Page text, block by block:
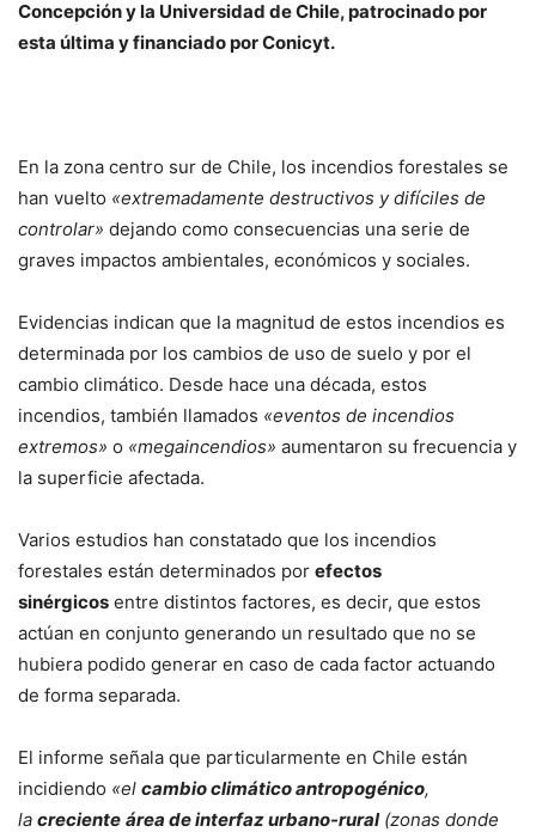
Concepción y la Universidad de Chile, patrocinado por
esta última y financiado por Conicyt.
En la zona centro sur de Chile, los incendios forestales se
han vuelto «extremadamente destructivos y difíciles de
controlar» dejando como consecuencias una serie de
graves impactos ambientales, económicos y sociales.
Evidencias indican que la magnitud de estos incendios es
determinada por los cambios de uso de suelo y por el
cambio climático. Desde hace una década, estos
incendios, también llamados «eventos de incendios
extremos» o «megaincendios» aumentaron su frecuencia y
la superficie afectada.
Varios estudios han constatado que los incendios
forestales están determinados por efectos
sinérgicos entre distintos factores, es decir, que estos
actúan en conjunto generando un resultado que no se
hubiera podido generar en caso de cada factor actuando
de forma separada.
El informe señala que particularmente en Chile están
incidiendo «el cambio climático antropogénico,
la creciente área de interfaz urbano-rural(zonas donde